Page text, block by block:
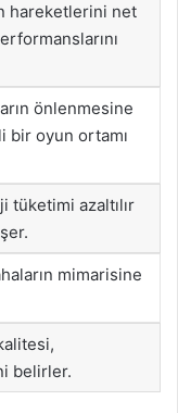
hareketlerini net
önlenmesine
bir oyun ortamı
tüketimi azaltılır
mimarisine
belirler.